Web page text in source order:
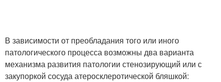
В зависимости от преобладания того или иного
патологического процесса возможны два варианта
механизма развития патологии стенозирующий или с
закупоркой сосуда атеросклеротической бляшкой: